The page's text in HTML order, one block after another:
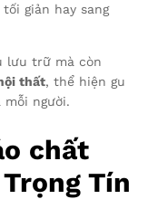
giản hay sang
lưu trữ mà còn
thất, thể hiện gu
mỗi người.
chất
Tín